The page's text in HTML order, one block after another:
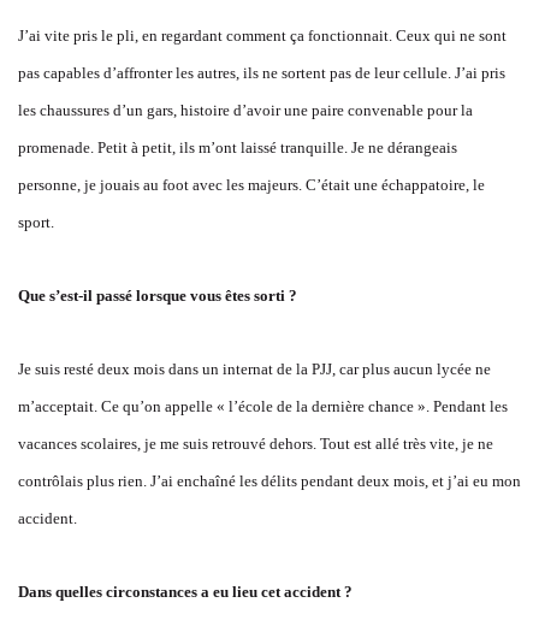
J’ai vite pris le pli, en regardant comment ça fonctionnait. Ceux qui ne sont
pas capables d’affronter les autres, ils ne sortent pas de leur cellule. J’ai pris
les chaussures d’un gars, histoire d’avoir une paire convenable pour la
promenade. Petit à petit, ils m’ont laissé tranquille. Je ne dérangeais
personne, je jouais au foot avec les majeurs. C’était une échappatoire, le
sport.
Que s’est-il passé lorsque vous êtes sorti ?
Je suis resté deux mois dans un internat de la PJJ, car plus aucun lycée ne
m’acceptait. Ce qu’on appelle « l’école de la dernière chance ». Pendant les
vacances scolaires, je me suis retrouvé dehors. Tout est allé très vite, je ne
contrôlais plus rien. J’ai enchaîné les délits pendant deux mois, et j’ai eu mon
accident.
Dans quelles circonstances a eu lieu cet accident ?